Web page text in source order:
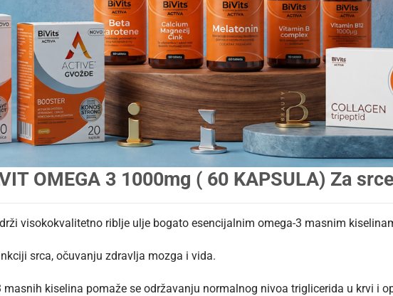
OMEGA 3 1000mg ( 60 KAPSULA) Za
visokokvalitetno riblje ulje bogato esencijalnim omega-3 masnim
srca, očuvanju zdravlja mozga i vida.
masnih kiselina pomaže se održavanju normalnog nivoa triglicerida u krvi i